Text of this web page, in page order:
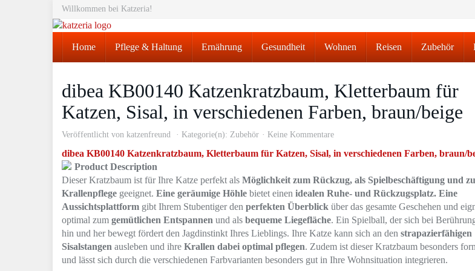
Willkommen bei Katzeria!
Home Pflege & Haltung Ernährung Gesundheit Wohnen Reisen Zubehör
dibea KB00140 Katzenkratzbaum, Kletterbaum für
Katzen, Sisal, in verschiedenen Farben, braun/beige
Veröffentlicht von katzenfreund Kategorie(n): Zubehör Keine Kommentare
dibea KB00140 Katzenkratzbaum, Kletterbaum für Katzen, Sisal, in verschiedenen Farben, braun/
Product Description
Dieser Kratzbaum ist für Ihre Katze perfekt als Möglichkeit zum Rückzug, als Spielbeschäftigung und
Krallenpflege geeignet. Eine geräumige Höhle bietet einen idealen Ruhe- und Rückzugsplatz. Eine
Aussichtsplattform gibt Ihrem Stubentiger den perfekten Überblick über das gesamte Geschehen und
optimal zum gemütlichen Entspannen und als bequeme Liegefläche. Ein Spielball, der sich bei
hin und her bewegt fördert den Jagdinstinkt Ihres Lieblings. Ihre Katze kann sich an den strapazierfähigen
Sisalstangen ausleben und ihre Krallen dabei optimal pflegen. Zudem ist dieser Kratzbaum besonders
und lässt sich durch die verschiedenen Farbvarianten besonders gut in Ihre Wohnsituation integrieren.